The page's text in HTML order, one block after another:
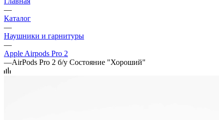
—
Каталог
—
Наушники и гарнитуры
—
Apple Airpods Pro 2
—AirPods Pro 2 б/у Состояние "Хороший"